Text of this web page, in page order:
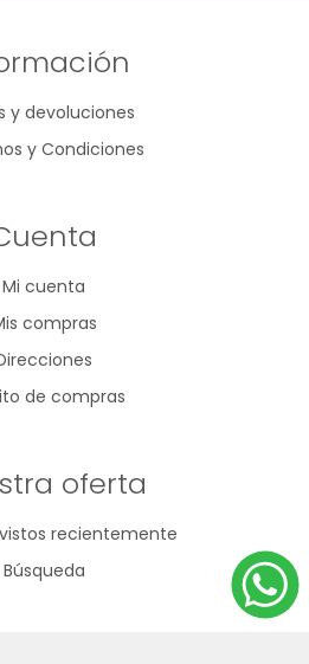
y devoluciones
y Condiciones
Mi cuenta
compras
de compras
oferta
recientemente
Búsqueda